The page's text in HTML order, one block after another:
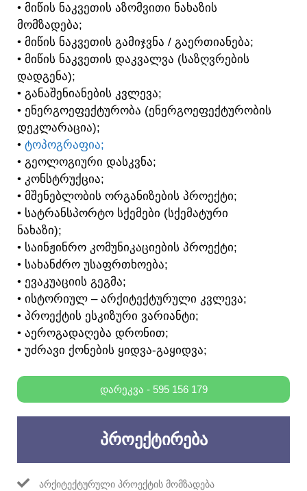
• ᲛᲘᲬᲘᲡ ᲜᲐᲙᲕᲔᲗᲘᲡ ᲐᲖᲝᲛᲕᲘᲗᲘ ᲜᲐᲮᲐᲖᲘᲡ
ᲛᲝᲛᲖᲐᲓᲔᲑᲐ;
• ᲛᲘᲬᲘᲡ ᲜᲐᲙᲕᲔᲗᲘᲡ ᲒᲐᲛᲘᲯᲕᲜᲐ / ᲒᲐᲔᲠᲗᲘᲐᲜᲔᲑᲐ;
• ᲛᲘᲬᲘᲡ ᲜᲐᲙᲕᲔᲗᲘᲡ ᲓᲐᲙᲕᲐᲚᲕᲐ (ᲡᲐᲖᲦᲕᲠᲔᲑᲘᲡ
ᲓᲐᲓᲒᲔᲜᲐ);
• ᲒᲐᲜᲐᲨᲔᲜᲘᲐᲜᲔᲑᲘᲡ ᲙᲕᲚᲔᲕᲐ;
• ᲔᲜᲔᲠᲒᲝᲔᲤᲔᲥᲢᲣᲠᲝᲑᲐ (ᲔᲜᲔᲠᲒᲝᲔᲤᲔᲥᲢᲣᲠᲝᲑᲘᲡ
ᲓᲔᲙᲚᲐᲠᲐᲪᲘᲐ);
• ᲢᲝᲞᲝᲒᲠᲐᲤᲘᲐ;
• ᲒᲔᲝᲚᲝᲒᲘᲣᲠᲘ ᲓᲐᲡᲙᲕᲜᲐ;
• ᲙᲝᲜᲡᲢᲠᲣᲥᲪᲘᲐ;
• ᲛᲨᲔᲜᲔᲑᲚᲝᲑᲘᲡ ᲝᲠᲒᲐᲜᲘᲖᲔᲑᲘᲡ ᲞᲠᲝᲔᲥᲢᲘ;
• ᲡᲐᲢᲠᲐᲜᲡᲞᲝᲠᲢᲝ ᲡᲥᲔᲛᲔᲑᲘ (ᲡᲥᲔᲛᲐᲢᲣᲠᲘ
ᲜᲐᲮᲐᲖᲘ);
• ᲡᲐᲘᲜᲟᲘᲜᲠᲝ ᲙᲝᲛᲣᲜᲘᲙᲐᲪᲘᲔᲑᲘᲡ ᲞᲠᲝᲔᲥᲢᲘ;
• ᲡᲐᲮᲐᲜᲫᲠᲝ ᲣᲡᲐᲤᲠᲗᲮᲝᲔᲑᲐ;
• ᲔᲕᲐᲙᲣᲐᲪᲘᲘᲡ ᲒᲔᲒᲛᲐ;
• ᲘᲡᲢᲝᲠᲘᲣᲚ – ᲐᲠᲥᲘᲢᲔᲥᲢᲣᲠᲣᲚᲘ ᲙᲕᲚᲔᲕᲐ;
• ᲞᲠᲝᲔᲥᲢᲘᲡ ᲔᲡᲙᲘᲖᲣᲠᲘ ᲕᲐᲠᲘᲐᲜᲢᲘ;
• ᲐᲔᲠᲝᲒᲐᲓᲐᲦᲔᲑᲐ ᲓᲠᲝᲜᲘᲗ;
• ᲣᲫᲠᲐᲕᲘ ᲥᲝᲜᲔᲑᲘᲡ ᲧᲘᲓᲕᲐ-ᲒᲐᲧᲘᲓᲕᲐ;
ᲓᲐᲠᲔᲙᲕᲐ - 595 156 179
ᲞᲠᲝᲔᲥᲢᲘᲠᲔᲑᲐ
ᲐᲠᲥᲘᲢᲔᲥᲢᲣᲠᲣᲚᲘ ᲞᲠᲝᲔᲥᲢᲘᲡ ᲛᲝᲛᲖᲐᲓᲔᲑᲐ